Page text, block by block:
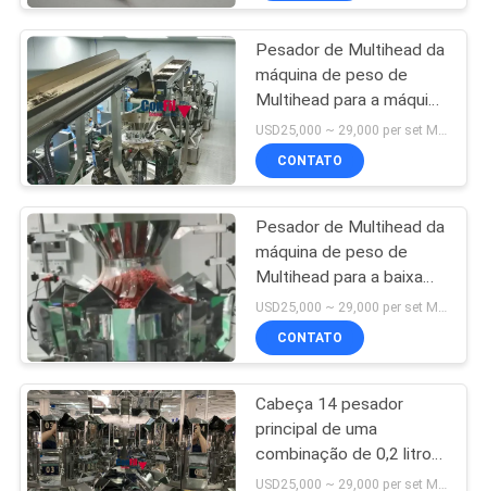
DO
SITE
PRIVACY
POLICY
Pesador de Multihead da
máquina de peso de
Multihead para a máquina
de enchimento ultra
baixa do peso do alvo
das folhas de chá
USD25,000 ~ 29,000 per set MOQ:1 grupo
CONTATO
Pesador de Multihead da
máquina de peso de
Multihead para a baixa
máquina de enchimento
de Wolfberry do peso do
alvo
CONTATO
Cabeça 14 pesador
principal de uma
combinação de 0,2 litros
multi para os botões da